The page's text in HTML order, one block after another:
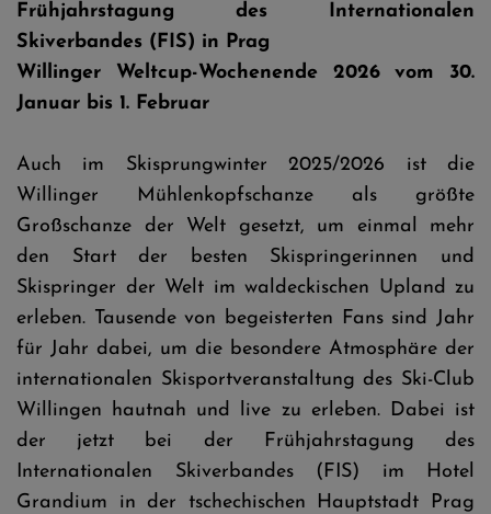
Frühjahrstagung des Internationalen
Skiverbandes (FIS) in Prag
Willinger Weltcup-Wochenende 2026 vom 30.
Januar bis 1. Februar
Auch im Skisprungwinter 2025/2026 ist die
Willinger Mühlenkopfschanze als größte
Großschanze der Welt gesetzt, um einmal mehr
den Start der besten Skispringerinnen und
Skispringer der Welt im waldeckischen Upland zu
erleben. Tausende von begeisterten Fans sind Jahr
für Jahr dabei, um die besondere Atmosphäre der
internationalen Skisportveranstaltung des Ski-Club
Willingen hautnah und live zu erleben. Dabei ist
der jetzt bei der Frühjahrstagung des
Internationalen Skiverbandes (FIS) im Hotel
Grandium in der tschechischen Hauptstadt Prag